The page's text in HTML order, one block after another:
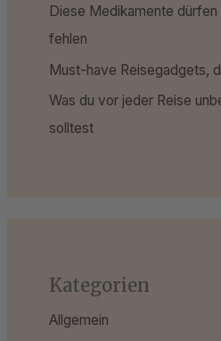
Diese Medikamente dürfen
fehlen
Must-have Reisegadgets,
Was du vor jeder Reise
solltest
Kategorien
Allgemein